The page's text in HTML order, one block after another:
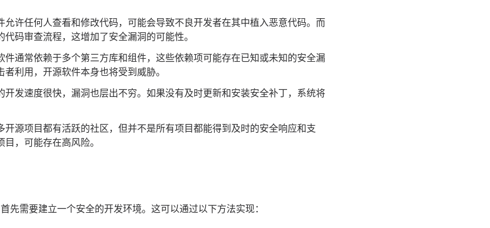
允许任何人查看和修改代码，可能会导致不良开发者在其中植入恶意代码。而
码审查流程，这增加了安全漏洞的可能性。
件通常依赖于多个第三方库和组件，这些依赖项可能存在已知或未知的安全漏
利用，开源软件本身也将受到威胁。
开发速度很快，漏洞也层出不穷。如果没有及时更新和安装安全补丁，系统将
开源项目都有活跃的社区，但并不是所有项目都能得到及时的安全响应和支
，可能存在高风险。
先需要建立一个安全的开发环境。这可以通过以下方法实现：